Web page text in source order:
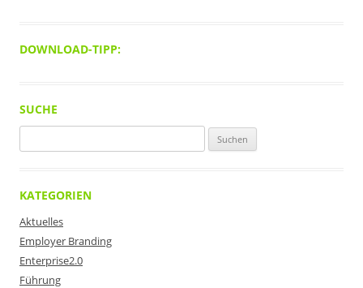
DOWNLOAD-TIPP:
SUCHE
nach:
KATEGORIEN
Aktuelles
Employer Branding
Enterprise2.0
Führung